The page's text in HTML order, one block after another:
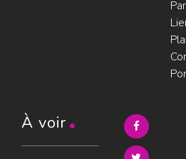
À voir